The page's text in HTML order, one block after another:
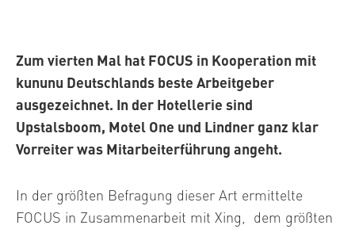
Zum vierten Mal hat FOCUS in Kooperation mit
kununu Deutschlands beste Arbeitgeber
ausgezeichnet. In der Hotellerie sind
Upstalsboom, Motel One und Lindner ganz klar
Vorreiter was Mitarbeiterführung angeht.
In der größten Befragung dieser Art ermittelte
FOCUS in Zusammenarbeit mit Xing, dem größten